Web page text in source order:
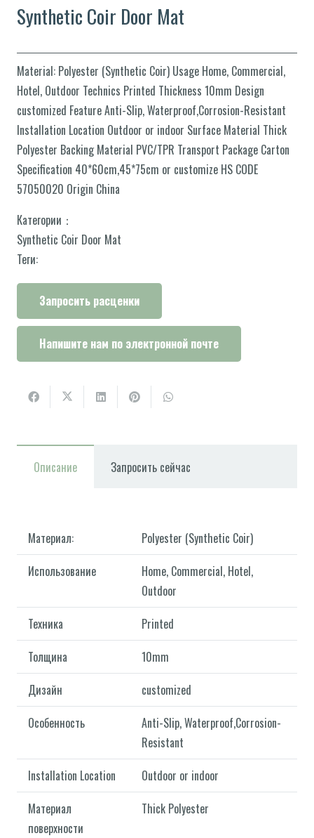
Synthetic Coir Door Mat
Material: Polyester (Synthetic Coir) Usage Home, Commercial,
Hotel, Outdoor Technics Printed Thickness 10mm Design
customized Feature Anti-Slip, Waterproof,Corrosion-Resistant
Installation Location Outdoor or indoor Surface Material Thick
Polyester Backing Material PVC/TPR Transport Package Carton
Specification 40*60cm,45*75cm or customize HS CODE
57050020 Origin China
Категории：
Synthetic Coir Door Mat
Теги:
Запросить расценки
Напишите нам по электронной почте
Описание Запросить сейчас
Материал:
Polyester (Synthetic Coir)
Использование
Home, Commercial, Hotel,
Outdoor
Техника
Printed
Толщина
10mm
Дизайн
customized
Особенность
Anti-Slip, Waterproof,Corrosion-
Resistant
Installation Location
Outdoor or indoor
Материал
поверхности
Thick Polyester